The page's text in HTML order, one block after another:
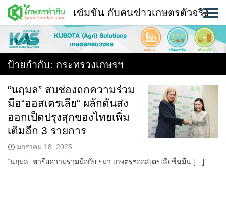
Skip
content
พืช
หน้าแรก
ใคร ทำอะไร ที่ไหน
สถานีข่าววันนี้
เข้มข้น กับคนข่าวเกษตรตัวจริง
ป้ายกำกับ: กระทรวงเกษรฯ
“นฤมล” สบช่องถกความร่วม
มือ“ออสเตรเลีย“ ผลักดันส่ง
ออกเป็ดปรุงสุกของไทยเพิ่ม
เติมอีก 3 รายการ
มกราคม 18, 2025
“นฤมล” หารือความร่วมมือกับ รมว.เกษตรฯออสเตรเลียชื่นมื่น […]